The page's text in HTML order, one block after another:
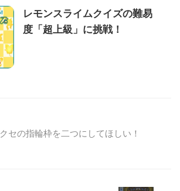
レモンスライムクイズの難易
度「超上級」に挑戦！
セの指輪枠を二つにしてほしい！